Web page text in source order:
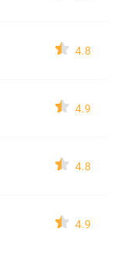
4.8
4.9
4.8
4.9